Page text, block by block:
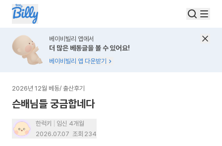
베이비빌리 앱에서
더 많은 베동글을 볼 수 있어요!
베이비빌리 앱 다운받기
2026년 12월 베동/ 출산후기
슨배님들 궁금합네다
한럭키
임신 4개월
2026.07.07 조회 234